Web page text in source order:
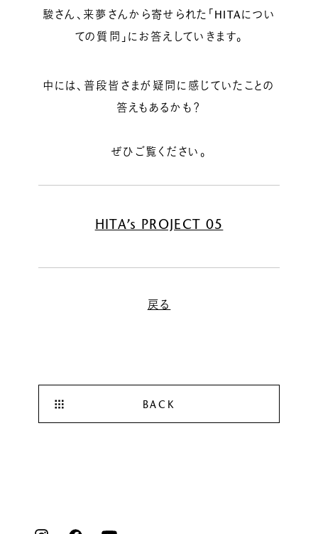
駿さん、来夢さんから寄せられた「HITAについ
ての質問」にお答えしていきます。
中には、普段皆さまが疑問に感じていたことの
答えもあるかも？
ぜひご覧ください。
HITA’s PROJECT 05
戻る
BACK